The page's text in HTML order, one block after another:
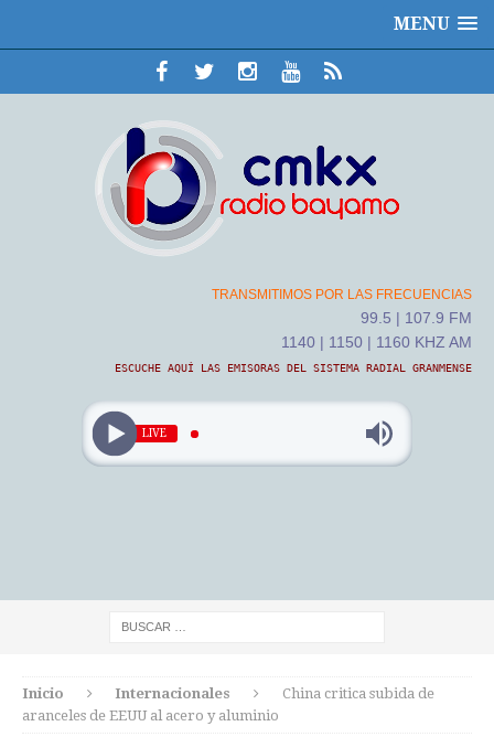
MENU
TRANSMITIMOS POR LAS FRECUENCIAS
99.5 | 107.9 FM
1140 | 1150 | 1160 KHZ AM
ESCUCHE AQUÍ LAS EMISORAS DEL SISTEMA RADIAL GRANMENSE
LIVE
Inicio Internacionales
China critica subida de
aranceles de EEUU al acero y aluminio